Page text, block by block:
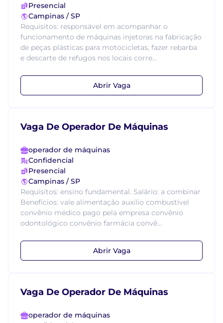
Presencial
Campinas / SP
Requisitos: responsável em acompanhar o
funcionamento de máquinas injetoras na fabricação
de peças plásticas para motocicletas, fazer rebarba
e descarte de refugos nos locais corre...
Abrir Vaga
Vaga De Operador De Máquinas
operador de máquinas
Confidencial
Presencial
Campinas / SP
Requisitos: ensino fundamental. Salário: a combinar
Benefícios: vale alimentação auxilio combustível
convênio médico pago pela empresa convênio
odontológico convênio farmácia convê...
Abrir Vaga
Vaga De Operador De Máquinas
operador de máquinas